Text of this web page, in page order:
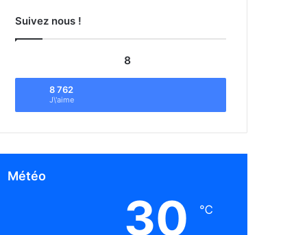
Suivez nous !
8
8 762
J\'aime
Météo
30 ℃